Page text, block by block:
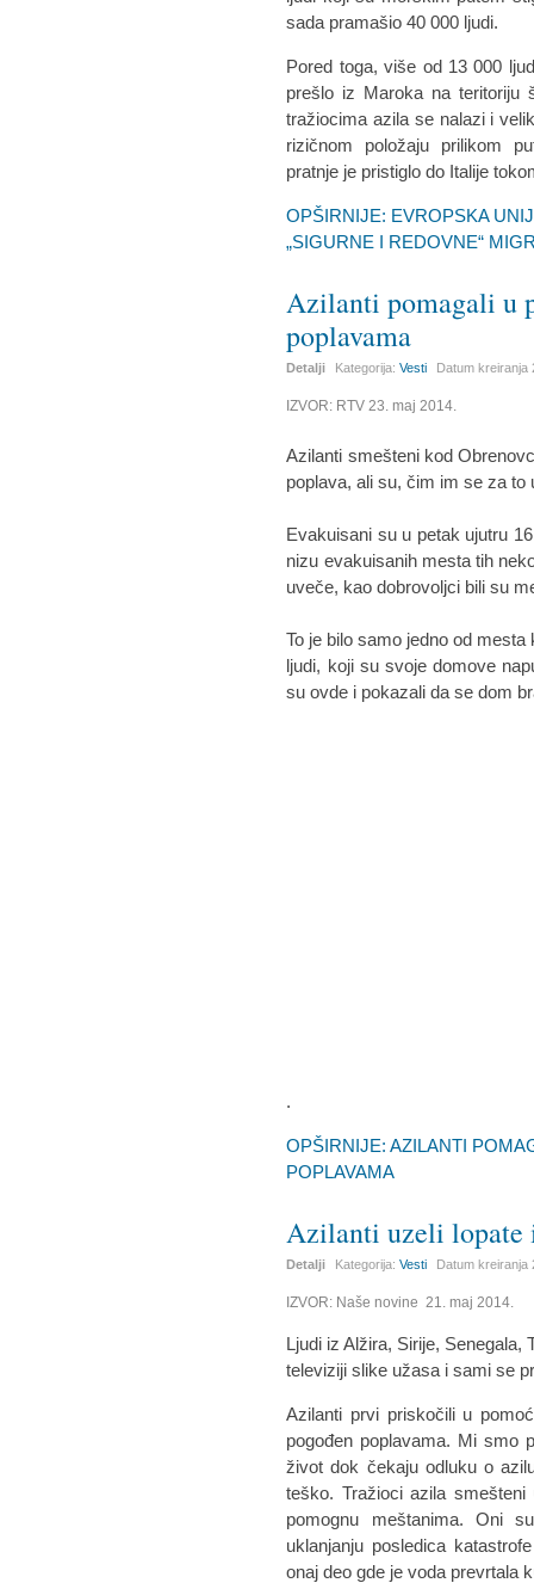
sada pramašio 40 000 ljudi.
Pored toga, više od 13 000
prešlo iz Maroka na teritoriju
tražiocima azila se nalazi i
rizičnom položaju prilikom
pratnje je pristiglo do Italije
OPŠIRNIJE: EVROPSKA
„SIGURNE I REDOVNE“
Azilanti pomagali u
poplavama
Detalji Kategorija:Vesti Datum kreiranja
IZVOR: RTV 23. maj 2014.
Azilanti smešteni kod
poplava, ali su, čim im se za
Evakuisani su u petak ujutru
nizu evakuisanih mesta tih
uveče, kao dobrovoljci bili su
To je bilo samo jedno od
ljudi, koji su svoje domove
su ovde i pokazali da se dom
.
OPŠIRNIJE: AZILANTI
POPLAVAMA
Azilanti uzeli lopate
Detalji Kategorija:Vesti Datum kreiranja
IZVOR: Naše novine 21. maj 2014.
Ljudi iz Alžira, Sirije, Senegala,
televiziji slike užasa i sami se
Azilanti prvi priskočili u
pogođen poplavama. Mi smo
život dok čekaju odluku o
teško. Tražioci azila
pomognu meštanima. Oni
uklanjanju posledica
onaj deo gde je voda prevrtala